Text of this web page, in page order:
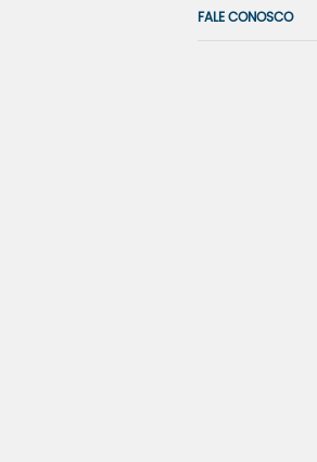
FALE CONOSCO